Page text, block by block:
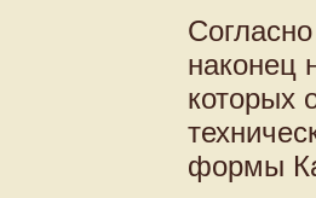
наконец
которых
формы